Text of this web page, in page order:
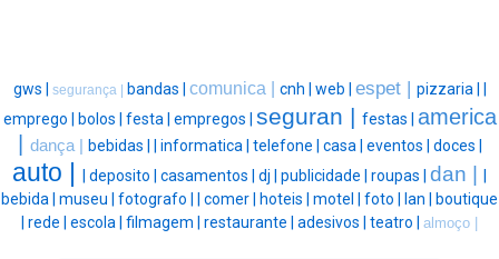
gws | segurança | bandas | comunica | cnh | web | espet | pizzaria | |
emprego | bolos | festa | empregos | seguran | festas | america
| dança | bebidas | | informatica | telefone | casa | eventos | doces |
auto | | deposito | casamentos | dj | publicidade | roupas | dan | |
bebida | museu | fotografo | | comer | hoteis | motel | foto | lan | boutique
| rede | escola | filmagem | restaurante | adesivos | teatro | almoço |